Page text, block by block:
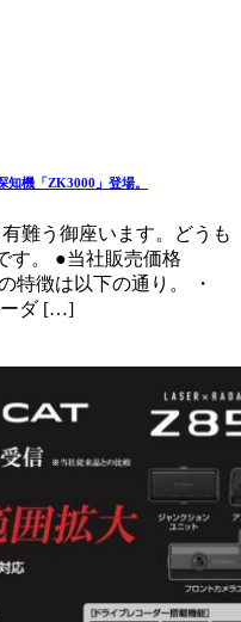
機「ZK3000」登場。
難う御座います。どうも
す。 ●当社販売価格
特徴は以下の通り。 ・
ーダ […]